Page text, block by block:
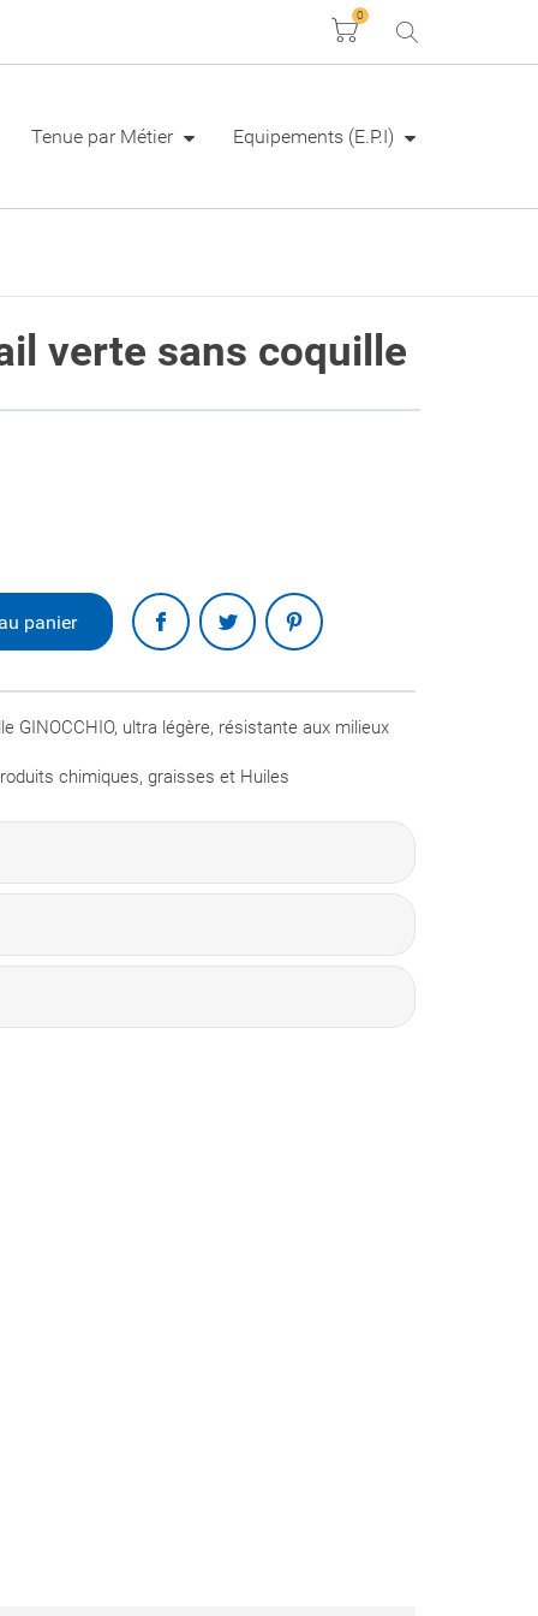
Panier
0
Tenue par Métier Equipements (E.P.I)
verte sans coquille
panier
Partager
GINOCCHIO, ultra légère, résistante aux milieux
chimiques, graisses et Huiles